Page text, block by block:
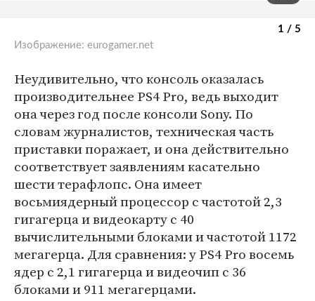
1 / 5
Изображение: eurogamer.net
Неудивительно, что консоль оказалась
производительнее PS4 Pro, ведь выходит
она через год после консоли Sony. По
словам журналистов, техническая часть
приставки поражает, и она действительно
соответствует заявлениям касательно
шести терафлопс. Она имеет
восьмиядерный процессор с частотой 2,3
гигагерца и видеокарту с 40
вычислительными блоками и частотой 1172
мегагерца. Для сравнения: у PS4 Pro восемь
ядер с 2,1 гигагерца и видеочип с 36
блоками и 911 мегагерцами.